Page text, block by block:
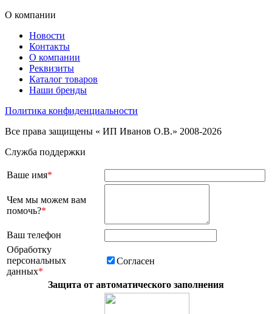
О компании
Новости
Контакты
О компании
Реквизиты
Каталог товаров
Наши бренды
Политика конфиденциальности
Все права защищены « ИП Иванов О.В.» 2008-2026
Служба поддержки
Ваше имя*
Чем мы можем вам
помочь?*
Ваш телефон
Обработку
персональных
данных*
Согласен
Защита от автоматического заполнения